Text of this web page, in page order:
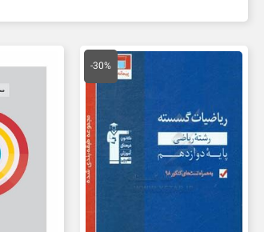
-30%
قیمت
55,000 تومان
قیمت
فعلی